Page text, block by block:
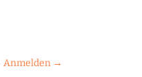
Anmelden →